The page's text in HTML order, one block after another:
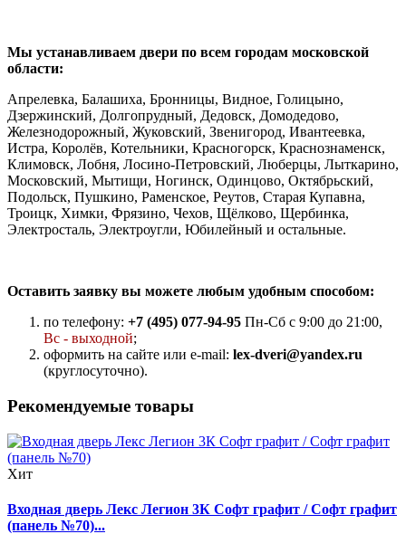
Мы устанавливаем двери по всем городам московской
области:
Апрелевка, Балашиха, Бронницы, Видное, Голицыно,
Дзержинский, Долгопрудный, Дедовск, Домодедово,
Железнодорожный, Жуковский, Звенигород, Ивантеевка,
Истра, Королёв, Котельники, Красногорск, Краснознаменск,
Климовск, Лобня, Лосино-Петровский, Люберцы, Лыткарино,
Московский, Мытищи, Ногинск, Одинцово, Октябрьский,
Подольск, Пушкино, Раменское, Реутов, Старая Купавна,
Троицк, Химки, Фрязино, Чехов, Щёлково, Щербинка,
Электросталь, Электроугли, Юбилейный и остальные.
Оставить заявку вы можете любым удобным способом:
по телефону: +7 (495) 077-94-95 Пн-Сб с 9:00 до 21:00,
Вс - выходной;
оформить на сайте или e-mail: lex-dveri@yandex.ru
(круглосуточно).
Рекомендуемые товары
Хит
Входная дверь Лекс Легион 3К Софт графит / Софт графит
(панель №70)...